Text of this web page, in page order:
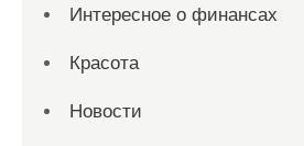
Интересное о финансах
Красота
Новости